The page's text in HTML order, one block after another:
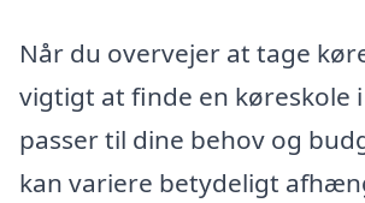
Når du overvejer at tage
vigtigt at finde en køreskole
passer til dine behov og
kan variere betydeligt